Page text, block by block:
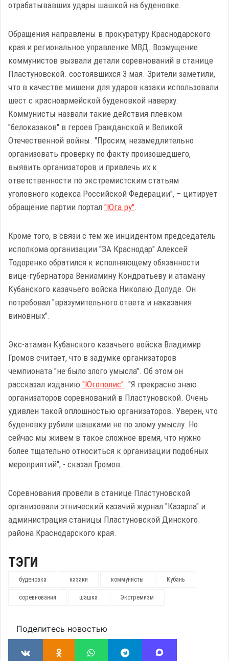
отрабатывавших удары шашкой на буденовке.
Обращения направлены в прокуратуру Краснодарского
края и региональное управление МВД. Возмущение
коммунистов вызвали детали соревнований в станице
Пластуновской. состоявшихся 3 мая. Зрители заметили,
что в качестве мишени для ударов казаки использовали
шест с красноармейской буденовкой наверху.
Коммунисты назвали такие действия плевком
"белоказаков" в героев Гражданской и Великой
Отечественной войны. "Просим, незамедлительно
организовать проверку по факту произошедшего,
выявить организаторов и привлечь их к
ответственности по экстремистским статьям
уголовного кодекса Российской Федерации", – цитирует
обращение партии портал "Юга.ру".
Кроме того, в связи с тем же инцидентом председатель
исполкома организации "ЗА Краснодар" Алексей
Тодоренко обратился к исполняющему обязанности
вице-губернатора Вениамину Кондратьеву и атаману
Кубанского казачьего войска Николаю Долуде. Он
потребовал "вразумительного ответа и наказания
виновных".
Экс-атаман Кубанского казачьего войска Владимир
Громов считает, что в задумке организаторов
чемпионата "не было злого умысла". Об этом он
рассказал изданию "Югополис". "Я прекрасно знаю
организаторов соревнований в Пластуновской. Очень
удивлен такой оплошностью организаторов. Уверен, что
буденовку рубили шашками не по злому умыслу. Но
сейчас мы живем в такое сложное время, что нужно
более тщательно относиться к организации подобных
мероприятий", - сказал Громов.
Соревнования провели в станице Пластуновской
организовали этнический казачий журнал "Казарла" и
администрация станицы Пластуновской Динского
района Краснодарского края.
ТЭГИ
буденовка казаки коммунисты Кубань
соревнования шашка Экстремизм
Поделитесь новостью